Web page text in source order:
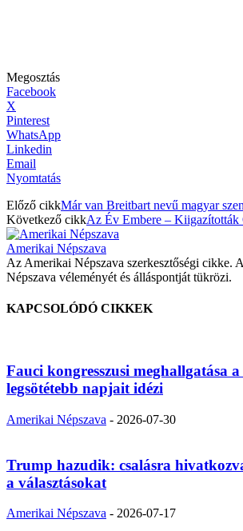
Megosztás
Facebook
X
Pinterest
WhatsApp
Linkedin
Email
Nyomtatás
Előző cikkMár van Breitbart nevű magyar
Következő cikkAz Év Embere – Kiigazították
Amerikai Népszava
Az Amerikai Népszava szerkesztőségi cikke.
Népszava véleményét és álláspontját tükrözi.
KAPCSOLÓDÓ CIKKEK
Fauci kongresszusi meghallgatása
legsötétebb napjait idézi
Amerikai Népszava - 2026-07-30
Trump hazudik: csalásra
a választásokat
Amerikai Népszava - 2026-07-17